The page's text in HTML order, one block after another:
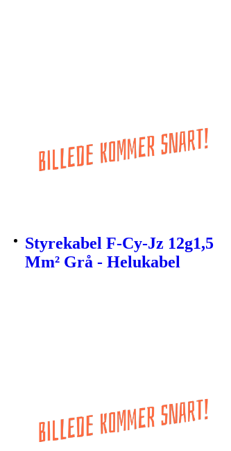
Styrekabel F-Cy-Jz 12g1,5
Mm² Grå - Helukabel